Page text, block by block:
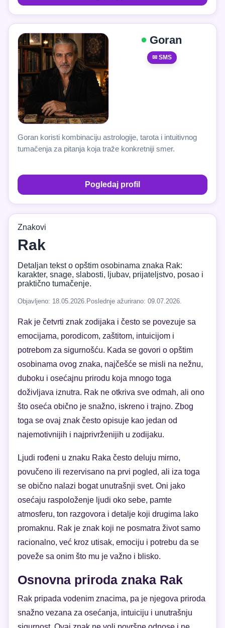
Goran
✉ SMS
Goran koristi kombinaciju astrologije, tarota i intuitivnog
tumačenja za pitanja koja traže konkretniji smer.
Pogledaj profil
Znakovi
Rak
Detaljan tekst o opštim osobinama znaka Rak:
karakter, snage, slabosti, ljubav, prijateljstvo, posao i
praktično tumačenje.
Objavljeno: 18.05.2026. Poslednje ažurirano: 09.07.2026.
Rak je četvrti znak zodijaka i često se povezuje sa
emocijama, porodicom, zaštitom, intuicijom i
potrebom za sigurnošću. Kada se govori o opštim
osobinama ovog znaka, najčešće se misli na nežnu,
duboku i osećajnu prirodu koja mnogo toga
doživljava iznutra. Rak ne otkriva sve odmah, ali ono
što oseća obično je snažno, iskreno i trajno. Zbog
toga se ovaj znak često opisuje kao jedan od
najemotivnijih i najprivrženijih u zodijaku.
Ljudi rođeni u znaku Raka često deluju mirno,
povučeno ili rezervisano na prvi pogled, ali iza toga
se obično nalazi bogat unutrašnji svet. Oni jako
osećaju raspoloženje ljudi oko sebe, pamte
atmosferu, ton razgovora i detalje koji drugima lako
promaknu. Rak je znak koji ne posmatra život samo
racionalno, već kroz utisak, emociju i potrebu da se
poveže sa onim što mu je važno i blisko.
Osnovna priroda znaka Rak
Rak pripada vodenim znacima, pa je njegova priroda
snažno vezana za osećanja, intuiciju i unutrašnju